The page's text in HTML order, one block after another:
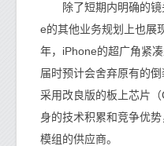
除了短期内明确的镜
e的其他业务规划上也展
年，iPhone的超广角紧
届时预计会舍弃原有的
采用改良版的板上芯片
身的技术积累和竞争优
模组的供应商。